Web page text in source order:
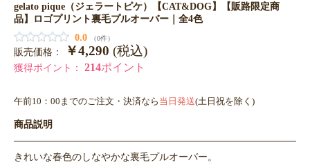
gelato pique（ジェラートピケ）【CAT&DOG】【販路限定商
品】ロゴプリント裏毛プルオーバー｜全4色
0.0
（0件）
販売価格： ￥4,290 (税込)
獲得ポイント： 214ポイント
午前10：00までのご注文・決済なら 当日発送(土日祝を除く)
商品説明
きれいな春色のしなやかな裏毛プルオーバー。